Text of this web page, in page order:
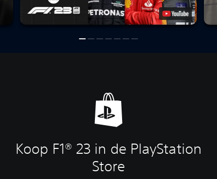
Koop F1® 23 in de PlayStation
Store